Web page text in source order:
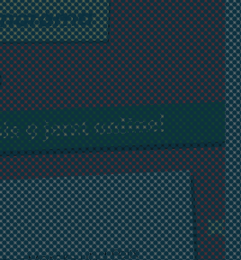
9 jetzt online!